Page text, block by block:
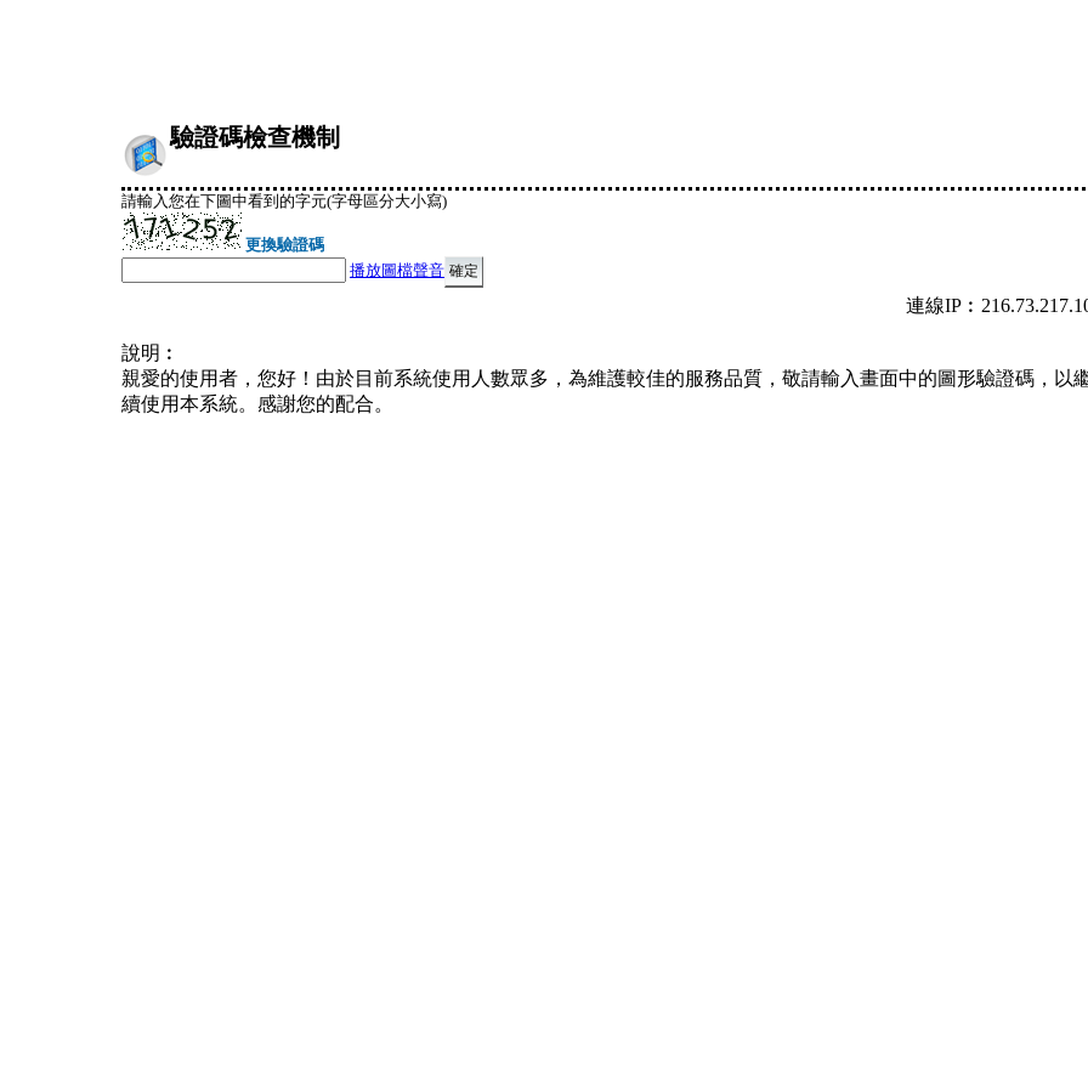
驗證碼檢查機制
請輸入您在下圖中看到的字元(字母區分大小寫)
更換驗證碼
播放圖檔聲音
連線
說明︰
親愛的使用者，您好！由於目前系統使用人數眾多，為維護較佳的服務品質，敬請輸入畫面中的圖形驗證碼，以
續使用本系統。感謝您的配合。